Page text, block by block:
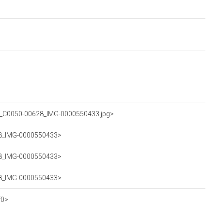
00628_IMG-0000550433.jpg>
0000550433>
0000550433>
0000550433>